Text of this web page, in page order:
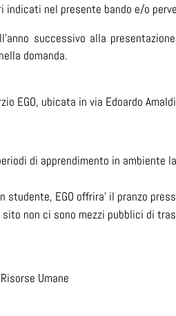
indicati nel presente bando e/o
successivo alla
domanda.
EGO, ubicata in via Edoardo
di apprendimento in
EGO offrira' il pranzo
non ci sono mezzi pubblici di
Umane